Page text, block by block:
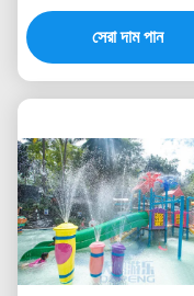
ওয়াটার স্প্রে পার্ক
সেরা দাম পান